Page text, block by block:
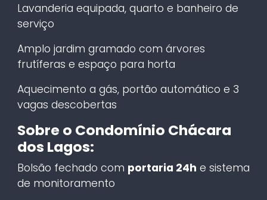
Lavanderia equipada, quarto e banheiro de
serviço
Amplo jardim gramado com árvores
frutíferas e espaço para horta
Aquecimento a gás, portão automático e 3
vagas descobertas
Sobre o Condomínio Chácara
dos Lagos:
Bolsão fechado com portaria 24h e sistema
de monitoramento